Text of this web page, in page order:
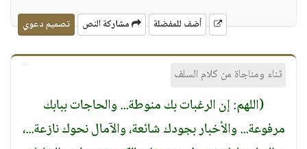
أضف للمفضلة مشاركة النص تصميم دعوي
ثناء ومناجاة من كلام السلف
(اللهم: إن الرغبات بك منوطة... والحاجات ببابك
مرفوعة... والأخبار بجودك شائعة، والآمال نحوك نازعة...،